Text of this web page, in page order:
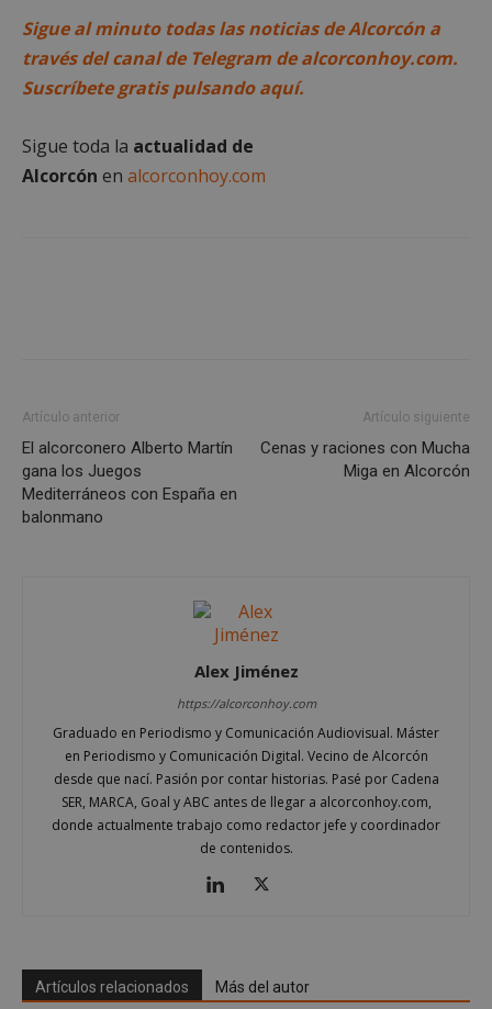
Sigue al minuto todas las noticias de Alcorcón a
través del canal de Telegram de alcorconhoy.com.
Suscríbete gratis pulsando aquí.
Sigue toda la actualidad de
Alcorcón en alcorconhoy.com
Artículo anterior
El alcorconero Alberto Martín
gana los Juegos
Mediterráneos con España en
balonmano
Artículo siguiente
Cenas y raciones con Mucha
Miga en Alcorcón
Alex Jiménez
https://alcorconhoy.com
Graduado en Periodismo y Comunicación Audiovisual. Máster
en Periodismo y Comunicación Digital. Vecino de Alcorcón
desde que nací. Pasión por contar historias. Pasé por Cadena
SER, MARCA, Goal y ABC antes de llegar a alcorconhoy.com,
donde actualmente trabajo como redactor jefe y coordinador
de contenidos.
Artículos relacionados Más del autor
Cookies estrictamente necesarias
Cookies de rendimiento
Nombre
PHPSESSID
PHP.net
alcorconhoy.com
Sesión
Google
Privacy Policy